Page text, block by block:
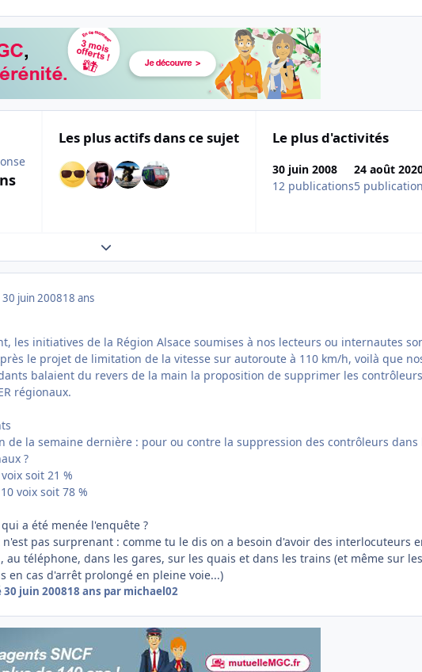
Les plus actifs dans ce sujet Le plus d'activités
30 juin 2008
12 publications
24 août
5
Expand topic overview
30 juin 200818 ans
les initiatives de la Région Alsace soumises à nos lecteurs ou internautes
le projet de limitation de la vitesse sur autoroute à 110 km/h, voilà que
balaient du revers de la main la proposition de supprimer les contrôleurs
régionaux.
de la semaine dernière : pour ou contre la suppression des contrôleurs dans
?
soit 21 %
voix soit 78 %
a été menée l'enquête ?
n'est pas surprenant : comme tu le dis on a besoin d'avoir des interlocuteurs
au téléphone, dans les gares, sur les quais et dans les trains (et même sur les
en cas d'arrêt prolongé en pleine voie...)
30 juin 200818 ans par michael02